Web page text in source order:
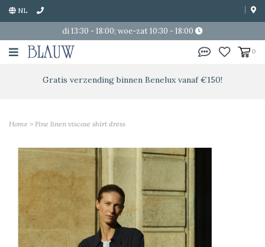
NL
di 13:30 - 18:00; woe-zat 10:30 - 18:00
0
Gratis verzending binnen Benelux vanaf €150!
Home > Fine linen viscose shirt dress